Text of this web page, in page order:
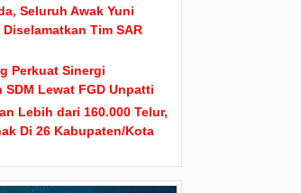
Seluruh Awak Yuni
Tim SAR
Perkuat Sinergi
SDM Lewat FGD Unpatti
Lebih dari 160.000 Telur,
Di 26 Kabupaten/Kota